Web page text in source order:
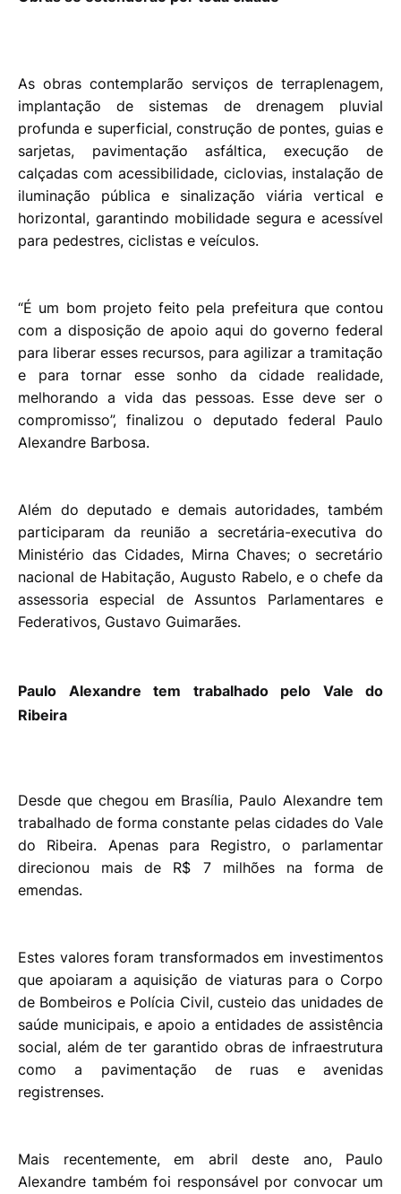
As obras contemplarão serviços de terraplenagem,
implantação de sistemas de drenagem pluvial
profunda e superficial, construção de pontes, guias e
sarjetas, pavimentação asfáltica, execução de
calçadas com acessibilidade, ciclovias, instalação de
iluminação pública e sinalização viária vertical e
horizontal, garantindo mobilidade segura e acessível
para pedestres, ciclistas e veículos.
“É um bom projeto feito pela prefeitura que contou
com a disposição de apoio aqui do governo federal
para liberar esses recursos, para agilizar a tramitação
e para tornar esse sonho da cidade realidade,
melhorando a vida das pessoas. Esse deve ser o
compromisso”, finalizou o deputado federal Paulo
Alexandre Barbosa.
Além do deputado e demais autoridades, também
participaram da reunião a secretária-executiva do
Ministério das Cidades, Mirna Chaves; o secretário
nacional de Habitação, Augusto Rabelo, e o chefe da
assessoria especial de Assuntos Parlamentares e
Federativos, Gustavo Guimarães.
Paulo Alexandre tem trabalhado pelo Vale do
Ribeira
Desde que chegou em Brasília, Paulo Alexandre tem
trabalhado de forma constante pelas cidades do Vale
do Ribeira. Apenas para Registro, o parlamentar
direcionou mais de R$ 7 milhões na forma de
emendas.
Estes valores foram transformados em investimentos
que apoiaram a aquisição de viaturas para o Corpo
de Bombeiros e Polícia Civil, custeio das unidades de
saúde municipais, e apoio a entidades de assistência
social, além de ter garantido obras de infraestrutura
como a pavimentação de ruas e avenidas
registrenses.
Mais recentemente, em abril deste ano, Paulo
Alexandre também foi responsável por convocar um